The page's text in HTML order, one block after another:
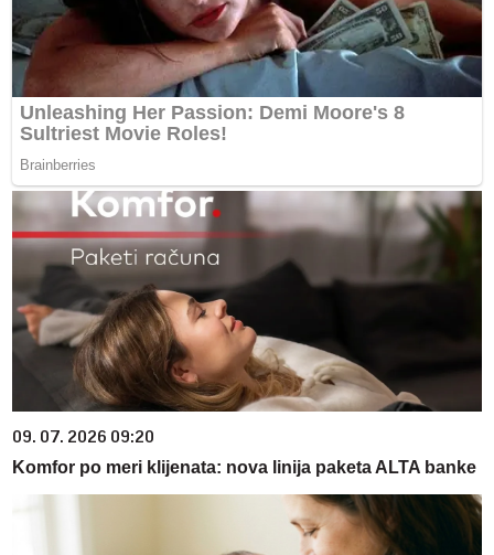
09. 07. 2026 09:20
Komfor po meri klijenata: nova linija paketa ALTA banke